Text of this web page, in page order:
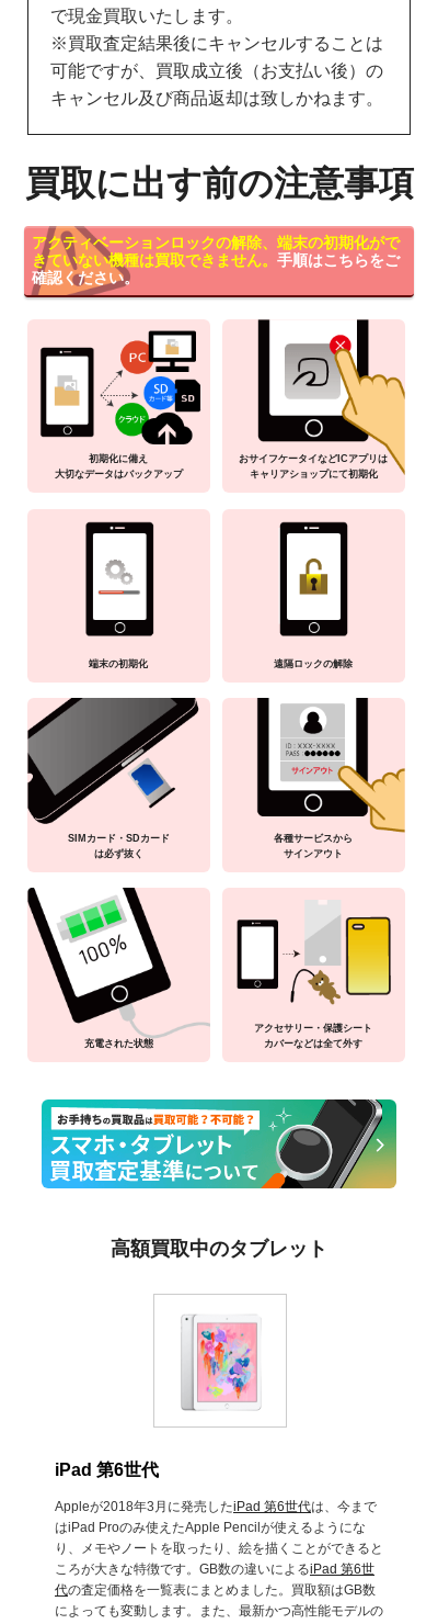
で現金買取いたします。
※買取査定結果後にキャンセルすることは
可能ですが、買取成立後（お支払い後）の
キャンセル及び商品返却は致しかねます。
買取に出す前の注意事項
アクティベーションロックの解除、端末の初期化がで
きていない機種は買取できません。 手順はこちらをご
確認ください。
初期化に備え
大切なデータはバックアップ
おサイフケータイなどICアプリは
キャリアショップにて初期化
端末の初期化 遠隔ロックの解除
SIMカード・SDカード
は必ず抜く
各種サービスから
サインアウト
充電された状態
アクセサリー・保護シート
カバーなどは全て外す
高額買取中のタブレット
iPad 第6世代
Appleが2018年3月に発売したiPad 第6世代は、今まで
はiPad Proのみ使えたApple Pencilが使えるようにな
り、メモやノートを取ったり、絵を描くことができると
ころが大きな特徴です。GB数の違いによるiPad 第6世
代の査定価格を一覧表にまとめました。買取額はGB数
によっても変動します。また、最新かつ高性能モデルの